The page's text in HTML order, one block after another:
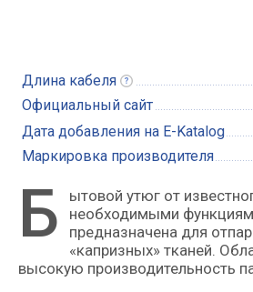
Длина кабеля
Официальный сайт
Дата добавления на E-Katalog
Маркировка производителя
Б
ытовой утюг от известного производителя Tefal представляет собой недорогую модель со всеми
необходимыми
предназначена для
«капризных» тканей.
высокую производительность